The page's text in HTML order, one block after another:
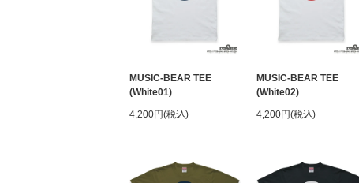
MUSIC-BEAR TEE
(White01)
4,200円(税込)
MUSIC-BEAR TEE
(White02)
4,200円(税込)